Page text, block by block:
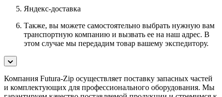
Яндекс-доставка
Также, вы можете самостоятельно выбрать нужную вам
транспортную компанию и вызвать ее на наш адрес. В
этом случае мы передадим товар вашему экспедитору.
Компания Futura-Zip осуществляет поставку запасных частей
и комплектующих для профессионального оборудования. Мы